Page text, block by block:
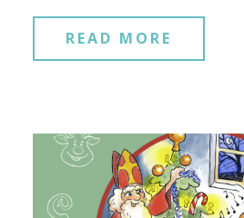
READ MORE